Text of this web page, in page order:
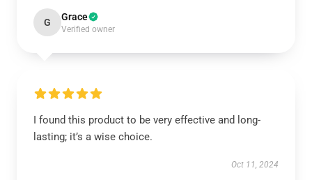
G Grace
Verified owner
I found this product to be very effective and long-
lasting; it’s a wise choice.
Oct 11, 2024